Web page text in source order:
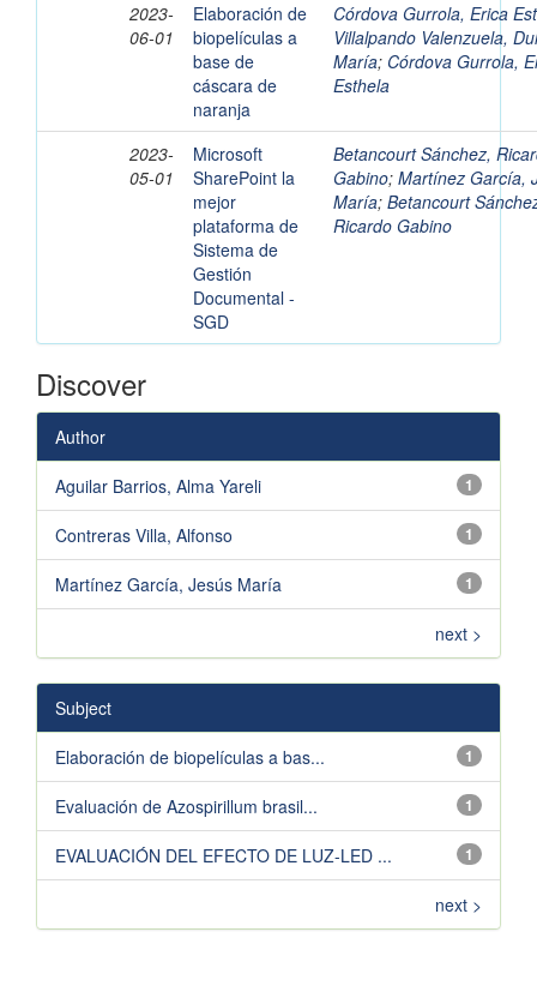
2023-
06-01
Elaboración de
biopelículas a
base de
cáscara de
naranja
Córdova Gurrola, Erica
Villalpando Valenzuela,
María; Córdova Gurrola,
Esthela
2023-
05-01
Microsoft
SharePoint la
mejor
plataforma de
Sistema de
Gestión
Documental -
SGD
Betancourt Sánchez,
Gabino; Martínez García,
María; Betancourt
Ricardo Gabino
Discover
Author
1
Aguilar Barrios, Alma Yareli
1
Contreras Villa, Alfonso
1
Martínez García, Jesús María
next >
Subject
1
Elaboración de biopelículas a bas...
1
Evaluación de Azospirillum brasil...
1
EVALUACIÓN DEL EFECTO DE LUZ-LED ...
next >